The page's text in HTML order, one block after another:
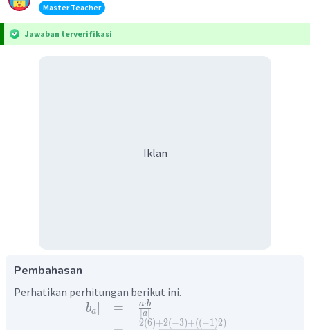
Master Teacher
Jawaban terverifikasi
Iklan
Pembahasan
Perhatikan perhitungan berikut ini.
∣ba ∣
=
a∣
a⋅b
2(6)+2(−3)+((−1)2)